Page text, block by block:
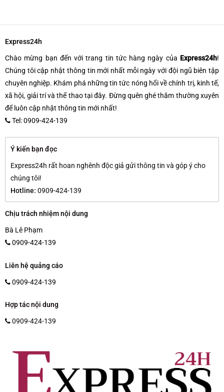
Express24h
Chào mừng bạn đến với trang tin tức hàng ngày của Express24h!
Chúng tôi cập nhật thông tin mới nhất mỗi ngày với đội ngũ biên tập
chuyên nghiệp. Khám phá những tin tức nóng hổi về chính trị, kinh tế,
xã hội, giải trí và thể thao tại đây. Đừng quên ghé thăm thường xuyên
để luôn cập nhật thông tin mới nhất!
Tel: 0909-424-139
Ý kiến bạn đọc
Express24h rất hoan nghênh độc giả gửi thông tin và góp ý cho
chúng tôi!
Hotline: 0909-424-139
Chịu trách nhiệm nội dung
Bà Lê Phạm
0909-424-139
Liên hệ quảng cáo
0909-424-139
Hợp tác nội dung
0909-424-139